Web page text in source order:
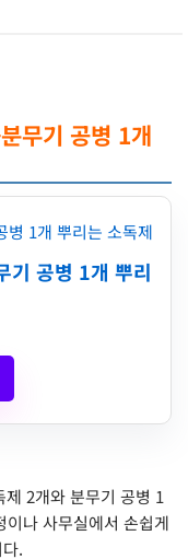
무기 공병 1개
기 공병 1개 뿌리
2개와 분무기 공병 1
나 사무실에서 손쉽게
.